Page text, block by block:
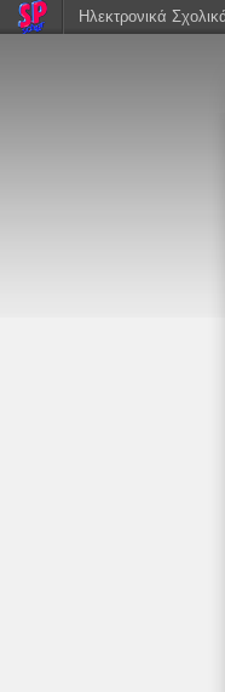
Ηλεκτρονικά